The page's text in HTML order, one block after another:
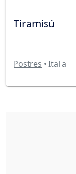
Tiramisú
Postres • Italia